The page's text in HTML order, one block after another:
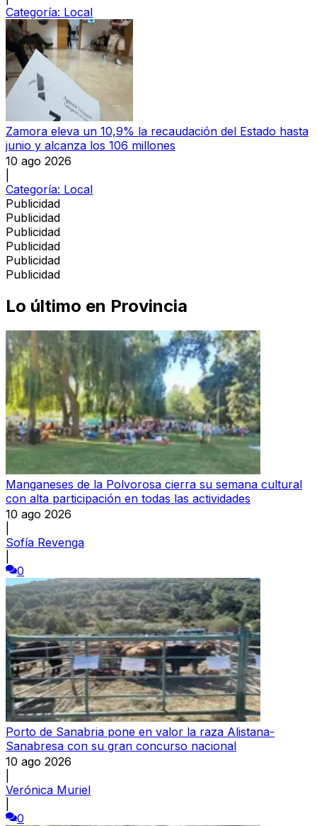
Categoría: Local
Zamora eleva un 10,9% la recaudación del Estado hasta
junio y alcanza los 106 millones
10 ago 2026
Categoría: Local
Publicidad
Publicidad
Publicidad
Publicidad
Publicidad
Publicidad
Lo último en Provincia
Manganeses de la Polvorosa cierra su semana cultural
con alta participación en todas las actividades
10 ago 2026
Sofía Revenga
0
Porto de Sanabria pone en valor la raza Alistana-
Sanabresa con su gran concurso nacional
10 ago 2026
Verónica Muriel
0